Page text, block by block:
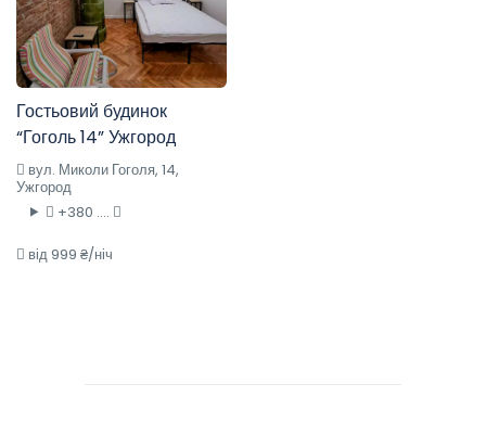
Гостьовий будинок
“Гоголь 14” Ужгород
вул. Миколи Гоголя, 14,
Ужгород
+380 ....
від 999 ₴/ніч